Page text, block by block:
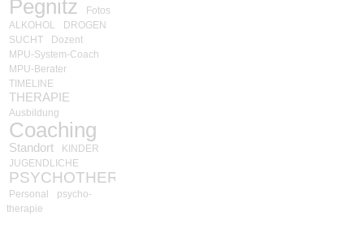
Pegnitz
Fotos
ALKOHOL
DROGEN
SUCHT
Dozent
MPU-System-Coach
MPU-Berater
TIMELINE
THERAPIE
Ausbildung
Coaching
Standort
KINDER
JUGENDLICHE
PSYCHOTHERAPIE
Personal
psycho-
therapie